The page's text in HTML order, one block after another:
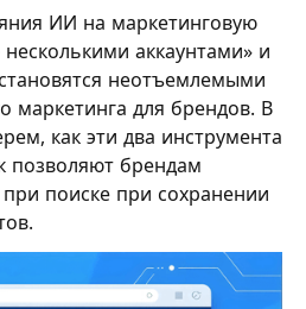
ИИ на маркетинговую
аккаунтами» и
неотъемлемыми
маркетинга для брендов. В
как эти два инструмента
позволяют брендам
поиске при сохранении